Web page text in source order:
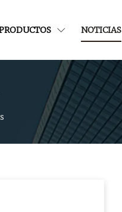
NOTICIAS